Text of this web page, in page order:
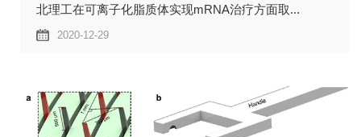
北理工在可离子化脂质体实现mRNA治疗方面取...
2020-12-29